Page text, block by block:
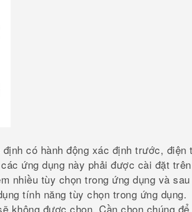
có hành động xác định trước, điện
ứng dụng này phải được cài đặt
nhiều tùy chọn trong ứng dụng và
tính năng tùy chọn trong ứng dụng.
không được chọn. Cần chọn chúng